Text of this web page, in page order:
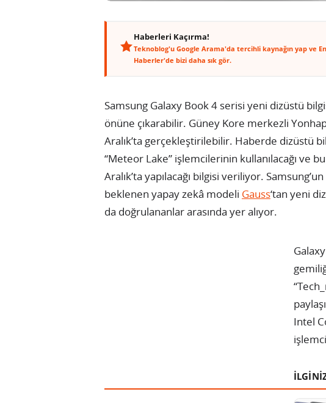
Haberleri Kaçırma!
Teknoblog'u Google Arama'da tercihli kaynağın yap ve
Haberler'de bizi daha sık gör.
Samsung Galaxy Book 4 serisi yeni dizüstü
önüne çıkarabilir. Güney Kore merkezli
Aralık’ta gerçekleştirilebilir. Haberde dizüstü
“Meteor Lake” işlemcilerinin kullanılacağı ve
Aralık’ta yapılacağı bilgisi veriliyor.
beklenen yapay zekâ modeli Gauss‘tan yeni
da doğrulananlar arasında yer alıyor.
Intel